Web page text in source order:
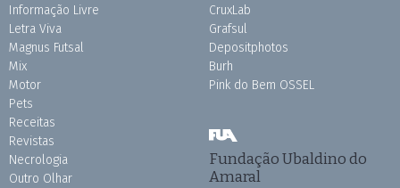
Informação Livre
Letra Viva
Magnus Futsal
Mix
Motor
Pets
Receitas
Revistas
Necrologia
Outro Olhar
CruxLab
Grafsul
Depositphotos
Burh
Pink do Bem OSSEL
Fundação Ubaldino do
Amaral